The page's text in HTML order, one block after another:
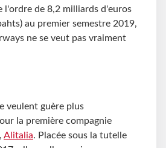
l'ordre de 8,2 milliards d'euros
au premier semestre 2019,
ne se veut pas vraiment
veulent guère plus
la première compagnie
Alitalia. Placée sous la tutelle